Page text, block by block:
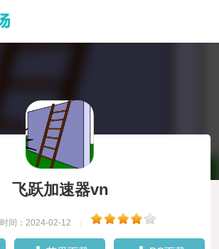
飞跃加速器vn
时间：2024-02-12